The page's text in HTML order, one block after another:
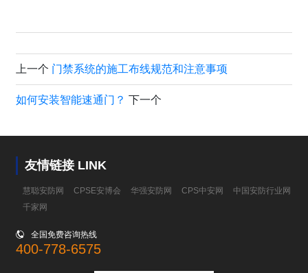
上一个 门禁系统的施工布线规范和注意事项
如何安装智能速通门？ 下一个
友情链接 LINK
慧聪安防网 CPSE安博会 华强安防网 CPS中安网
中国安防行业网
千家网
 全国免费咨询热线
400-778-6575